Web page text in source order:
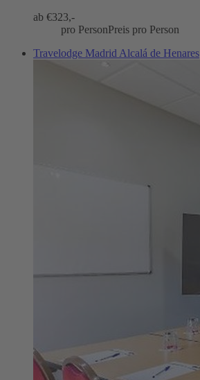
ab €323,-
pro PersonPreis pro Person
Travelodge Madrid Alcalá de Henares